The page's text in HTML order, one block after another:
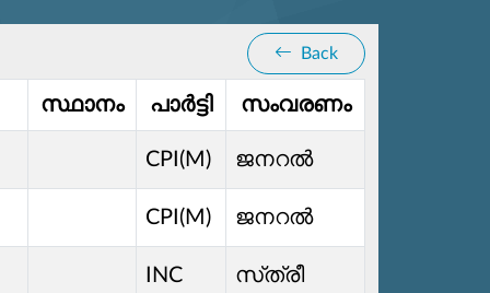
Back
സ്ഥാനം പാർട്ടി സംവരണം
CPI(M) ജനറൽ
CPI(M) ജനറൽ
INC സ്‌ത്രീ